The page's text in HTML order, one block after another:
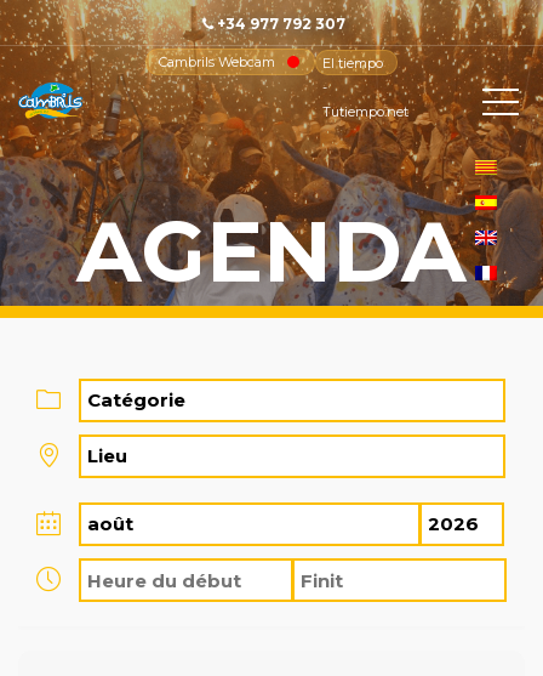
+34 977 792 307
Cambrils Webcam
El tiempo
-
Tutiempo.net
AGENDA